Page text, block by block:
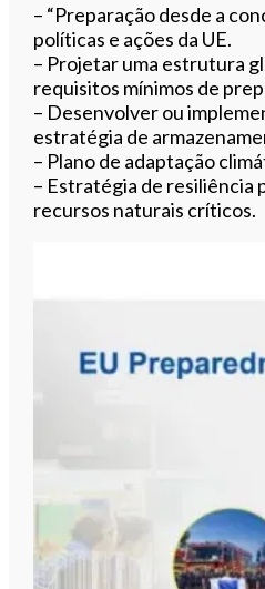
– “Preparação desde a
políticas e ações da UE.
– Projetar uma estrutura
requisitos mínimos de
– Desenvolver ou
estratégia de
– Plano de adaptação
– Estratégia de resiliência
recursos naturais críticos.